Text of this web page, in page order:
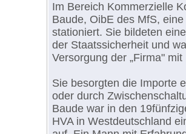
Im Bereich Kommerzielle
Baude, OibE des MfS,
stationiert. Sie bildeten
der Staatssicherheit und
Versorgung der „Firma"
Sie besorgten die Importe
oder durch
Baude war in den
HVA in Westdeutschland